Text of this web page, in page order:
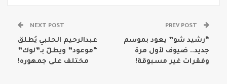
“رشيد شو” يعود بموسم
جديد.. ضيوف لأول مرة
وفقرات غير مسبوقة!
NEXT POST
عبدالرحيم الحلبي يُطلق
“موعود” ويطلّ بـ”لوك”
مختلف على جمهوره!